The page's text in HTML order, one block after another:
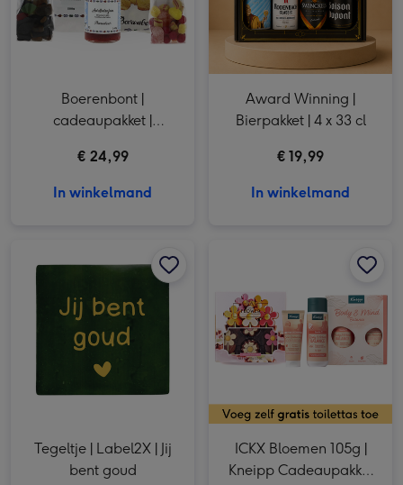
Boerenbont |
cadeaupakket |
€ 24,99
In winkelmand
Award Winning |
Bierpakket | 4 x 33 cl
€ 19,99
In winkelmand
Tegeltje | Label2X | Jij
bent goud
ICKX Bloemen 105g |
Kneipp Cadeaupakket